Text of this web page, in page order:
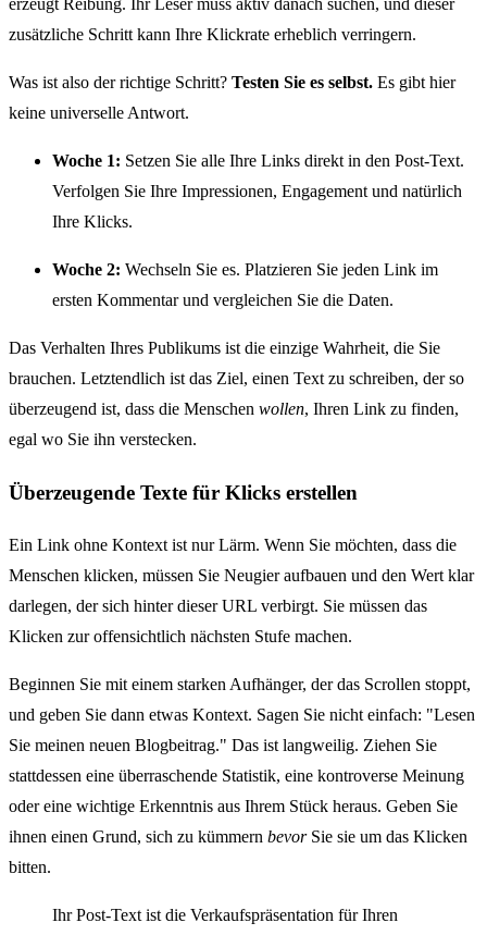
zusätzliche Schritt kann Ihre Klickrate erheblich verringern.
Was ist also der richtige Schritt? Testen Sie es selbst. Es gibt hier
keine universelle Antwort.
Woche 1: Setzen Sie alle Ihre Links direkt in den Post-Text.
Verfolgen Sie Ihre Impressionen, Engagement und natürlich
Ihre Klicks.
Woche 2: Wechseln Sie es. Platzieren Sie jeden Link im
ersten Kommentar und vergleichen Sie die Daten.
Das Verhalten Ihres Publikums ist die einzige Wahrheit, die Sie
brauchen. Letztendlich ist das Ziel, einen Text zu schreiben, der so
überzeugend ist, dass die Menschen wollen, Ihren Link zu finden,
egal wo Sie ihn verstecken.
Überzeugende Texte für Klicks erstellen
Ein Link ohne Kontext ist nur Lärm. Wenn Sie möchten, dass die
Menschen klicken, müssen Sie Neugier aufbauen und den Wert klar
darlegen, der sich hinter dieser URL verbirgt. Sie müssen das
Klicken zur offensichtlich nächsten Stufe machen.
Beginnen Sie mit einem starken Aufhänger, der das Scrollen stoppt,
und geben Sie dann etwas Kontext. Sagen Sie nicht einfach: "Lesen
Sie meinen neuen Blogbeitrag." Das ist langweilig. Ziehen Sie
stattdessen eine überraschende Statistik, eine kontroverse Meinung
oder eine wichtige Erkenntnis aus Ihrem Stück heraus. Geben Sie
ihnen einen Grund, sich zu kümmern bevorSie sie um das Klicken
bitten.
Ihr Post-Text ist die Verkaufspräsentation für Ihren